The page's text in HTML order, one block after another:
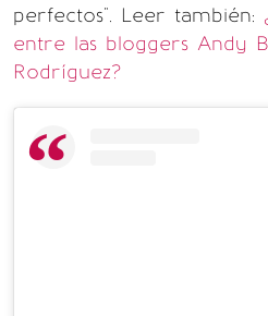
perfectos". Leer también:
entre las bloggers Andy
Rodríguez?